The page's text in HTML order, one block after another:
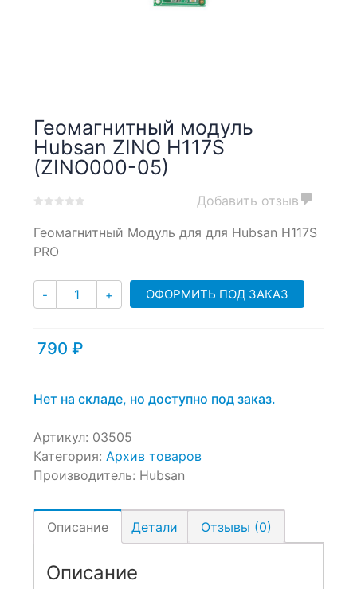
Геомагнитный модуль
Hubsan ZINO H117S
(ZINO000-05)
out
of
ratings
Добавить отзыв
Геомагнитный Модуль для для Hubsan H117S
PRO
- Количество
+ ОФОРМИТЬ ПОД ЗАКАЗ
790 ₽
Нет на складе, но доступно под заказ.
Артикул: 03505
Категория: Архив товаров
Производитель: Hubsan
Описание Детали Отзывы (0)
Описание